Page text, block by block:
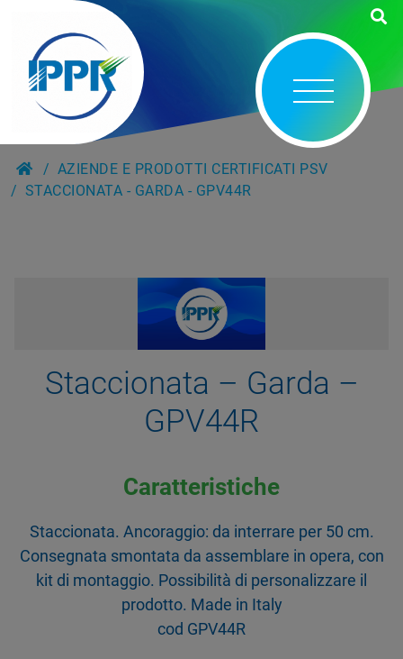
AZIENDE E PRODOTTI CERTIFICATI PSV
STACCIONATA - GARDA - GPV44R
Staccionata – Garda –
GPV44R
Caratteristiche
Staccionata. Ancoraggio: da interrare per 50 cm.
Consegnata smontata da assemblare in opera, con
kit di montaggio. Possibilità di personalizzare il
prodotto. Made in Italy
cod GPV44R